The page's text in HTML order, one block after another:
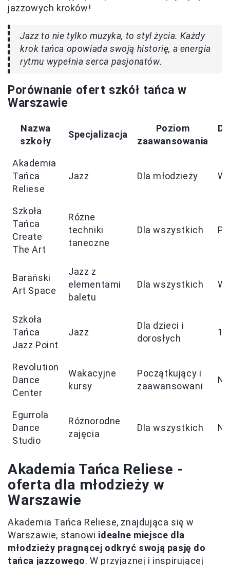
jazzowych kroków!
Jazz to nie tylko muzyka, to styl życia. Każdy
krok tańca opowiada swoją historię, a energia
rytmu wypełnia serca pasjonatów.
Porównanie ofert szkół tańca w
Warszawie
Nazwa
szkoły
Specjalizacja
Poziom
zaawansowania
Akademia
Tańca
Reliese
Jazz Dla młodzieży
Szkoła
Tańca
Create
The Art
Różne
techniki
taneczne
Dla wszystkich
Barański
Art Space
Jazz z
elementami
baletu
Dla wszystkich
Szkoła
Tańca
Jazz Point
Jazz
Dla dzieci i
dorosłych
Revolution
Dance
Center
Wakacyjne
kursy
Początkujący i
zaawansowani
Egurrola
Dance
Studio
Różnorodne
zajęcia
Dla wszystkich
Akademia Tańca Reliese -
oferta dla młodzieży w
Warszawie
Akademia Tańca Reliese, znajdująca się w
Warszawie, stanowi idealne miejsce dla
młodzieży pragnącej odkryć swoją pasję do
tańca jazzowego. W przyjaznej i inspirującej